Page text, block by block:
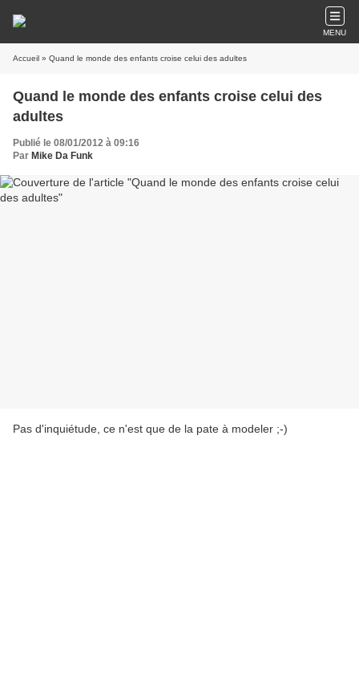
MENU
Accueil » Quand le monde des enfants croise celui des adultes
Quand le monde des enfants croise celui des
adultes
Publié le 08/01/2012 à 09:16
Par Mike Da Funk
Pas d'inquiétude, ce n'est que de la pate à modeler ;-)